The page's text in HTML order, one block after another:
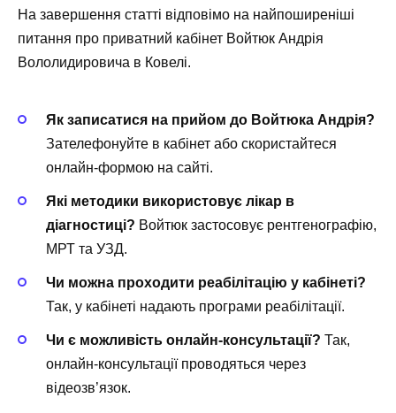
На завершення статті відповімо на найпоширеніші
питання про приватний кабінет Войтюк Андрія
Вололидировича в Ковелі.
Як записатися на прийом до Войтюка Андрія?
Зателефонуйте в кабінет або скористайтеся
онлайн-формою на сайті.
Які методики використовує лікар в
діагностиці? Войтюк застосовує рентгенографію,
МРТ та УЗД.
Чи можна проходити реабілітацію у кабінеті?
Так, у кабінеті надають програми реабілітації.
Чи є можливість онлайн-консультації? Так,
онлайн-консультації проводяться через
відеозв’язок.